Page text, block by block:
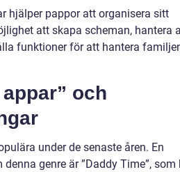
hjälper pappor att organisera sitt
att skapa scheman, hantera
funktioner för att hantera
och
under de senaste åren. En
genre är ”Daddy Time”,